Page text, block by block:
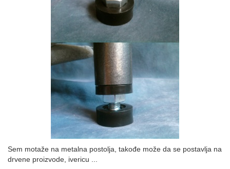
Sem motaže na metalna postolja, takođe može da se postavlja na
drvene proizvode, ivericu ...